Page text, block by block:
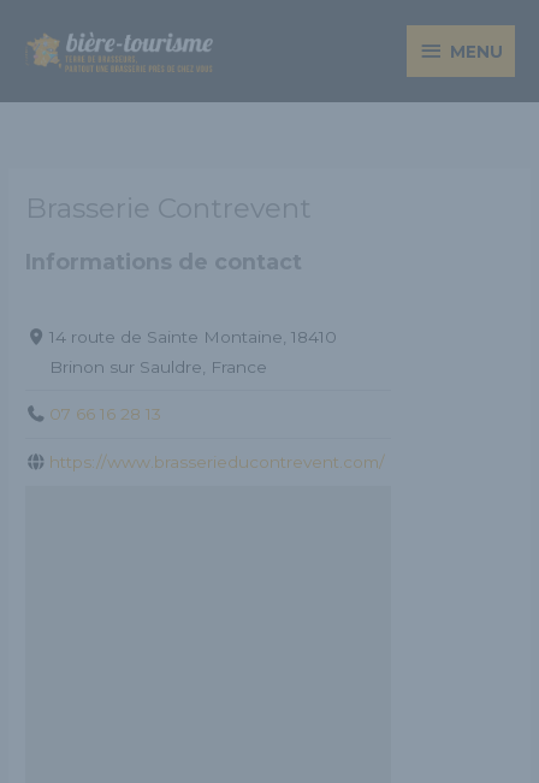
contenu
MENU
MENU
Brasserie Contrevent
Informations de contact
14 route de Sainte Montaine, 18410
Brinon sur Sauldre, France
07 66 16 28 13
https://www.brasserieducontrevent.com/